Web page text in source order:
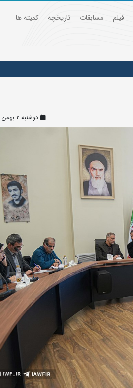
فیلم مسابقات تاریخچه
کمیته ها
دوشنبه ۲ بهمن ۱۴۰۲